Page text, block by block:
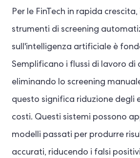
Per le FinTech in rapida
strumenti di screening
sull'intelligenza artificiale è
Semplificano i flussi di lavoro di
eliminando lo screening
questo significa riduzione degli
costi. Questi sistemi possono
modelli passati per produrre
accurati, riducendo i falsi